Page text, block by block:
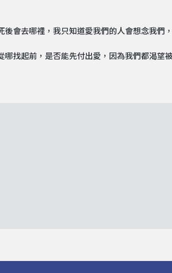
後會去哪裡，我只知道愛我們的人會想念我們
哪找起前，是否能先付出愛，因為我們都渴望